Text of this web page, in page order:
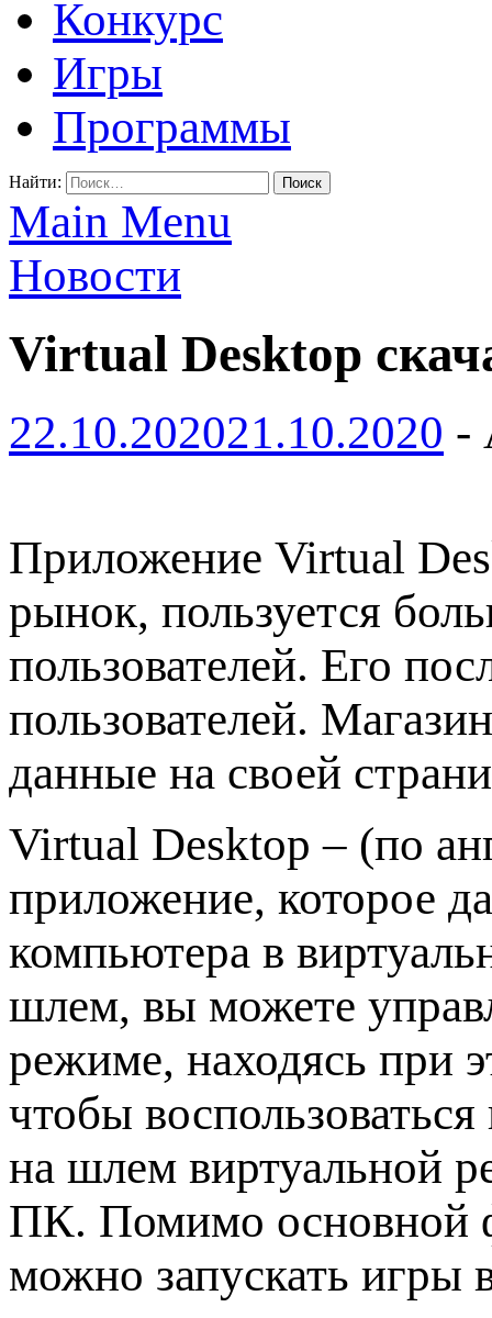
Конкурс
Игры
Программы
Найти:
Main Menu
Новости
Virtual Desktop
22.10.202021.10.2020 -
Приложение Virtual
рынок, пользуется
пользователей. Его
пользователей.
данные на своей
Virtual Desktop – (по
приложение, которое
компьютера в
шлем, вы можете
режиме, находясь при
чтобы
на шлем виртуальной
ПК. Помимо основной
можно запускать игры